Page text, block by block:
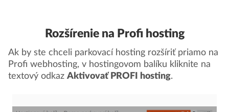
Rozšírenie na Profi hosting
Ak by ste chceli parkovací hosting rozšíriť priamo na
Profi webhosting, v hostingovom balíku kliknite na
textový odkaz Aktivovať PROFI hosting.